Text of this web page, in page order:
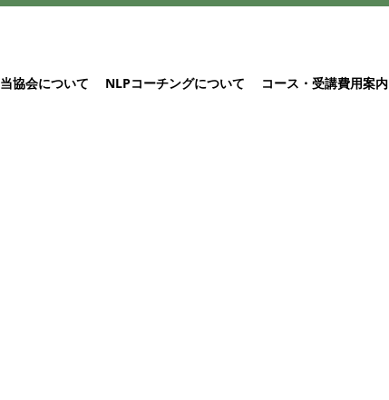
当協会について NLPコーチングについて コース・受講費用案内